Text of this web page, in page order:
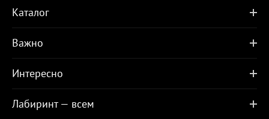
Каталог
Важно
Интересно
Лабиринт — всем